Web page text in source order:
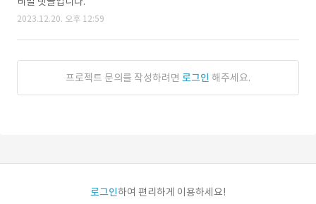
2023.12.20. 오후 12:59
프로젝트 문의를 작성하려면 로그인 해주세요.
로그인하여 편리하게 이용하세요!